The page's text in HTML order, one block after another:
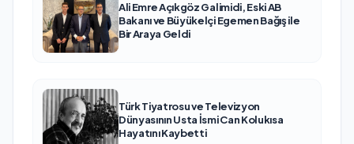
Ali Emre Açıkgöz Galimidi, Eski AB
Bakanı ve Büyükelçi Egemen Bağış ile
Bir Araya Geldi
Türk Tiyatrosu ve Televizyon
Dünyasının Usta İsmi Can Kolukısa
Hayatını Kaybetti